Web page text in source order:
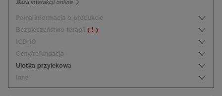
Baza interakcji online
Pełna informacja o produkcie
Bezpieczeństwo terapii ( ! )
ICD-10
Ceny/refundacja
Ulotka przylekowa
Inne